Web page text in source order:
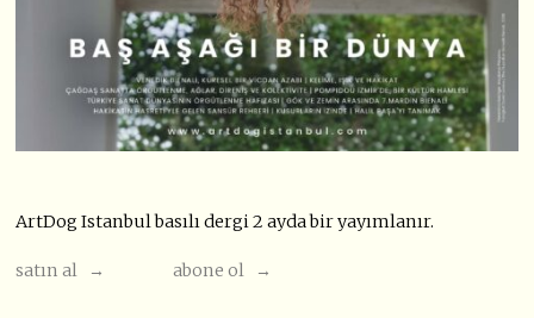
ArtDog Istanbul basılı dergi 2 ayda bir yayımlanır.
satın al → abone ol →